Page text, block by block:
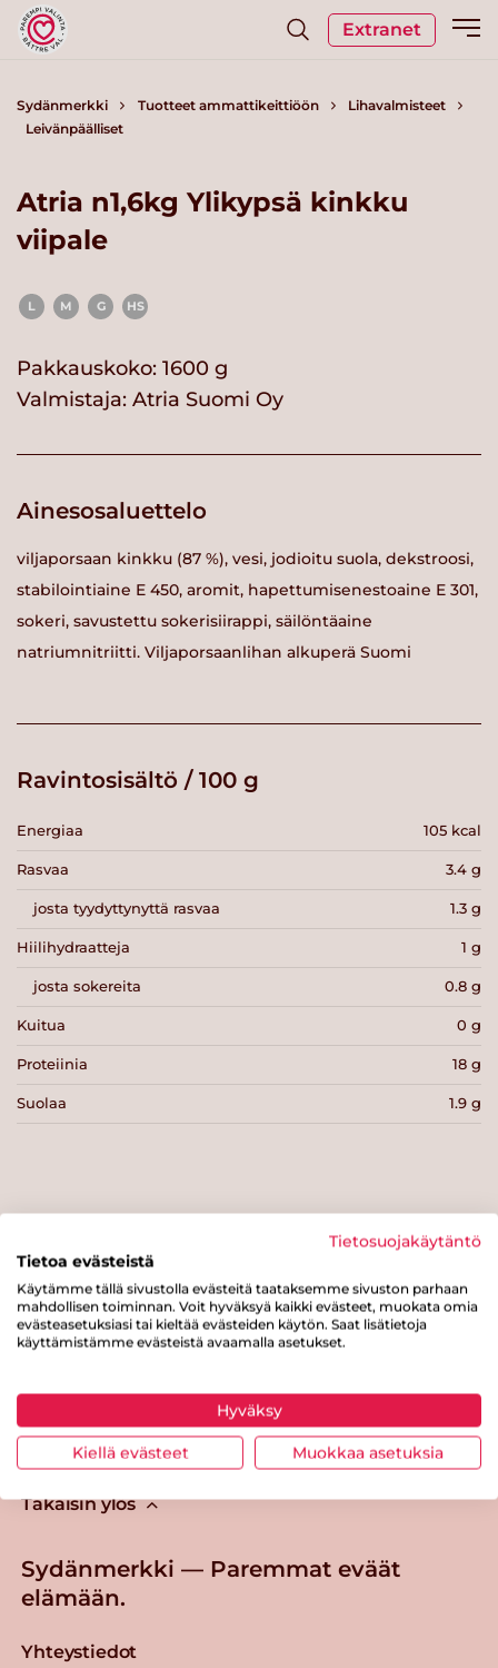
Extranet
Sydänmerkki Tuotteet ammattikeittiöön
Lihavalmisteet
Leivänpäälliset
Atria n1,6kg Ylikypsä kinkku
viipale
L M G HS
Pakkauskoko: 1600 g
Valmistaja: Atria Suomi Oy
Ainesosaluettelo
viljaporsaan kinkku (87 %), vesi, jodioitu suola, dekstroosi,
stabilointiaine E 450, aromit, hapettumisenestoaine E 301,
sokeri, savustettu sokerisiirappi, säilöntäaine
natriumnitriitti. Viljaporsaanlihan alkuperä Suomi
Ravintosisältö / 100 g
Energiaa 105 kcal
Rasvaa 3.4 g
josta tyydyttynyttä rasvaa 1.3 g
Hiilihydraatteja 1 g
josta sokereita 0.8 g
Kuitua 0 g
Proteiinia 18 g
Suolaa 1.9 g
Tästä merkistä tunnistat
Sydänmerkki-tuotteen
Takaisin ylös
Sydänmerkki — Paremmat eväät
elämään.
Yhteystiedot
Tietosuojakäytäntö
Tietoa evästeistä
Käytämme tällä sivustolla evästeitä taataksemme sivuston parhaan
mahdollisen toiminnan. Voit hyväksyä kaikki evästeet, muokata omia
evästeasetuksiasi tai kieltää evästeiden käytön. Saat lisätietoja
käyttämistämme evästeistä avaamalla asetukset.
Hyväksy
Kiellä evästeet Muokkaa asetuksia